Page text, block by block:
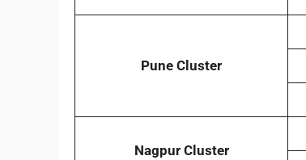
Pune Cluster
Nagpur Cluster